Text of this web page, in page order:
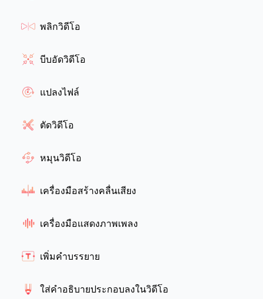
พลิกวิดีโอ
บีบอัดวิดีโอ
แปลงไฟล์
ตัดวิดีโอ
หมุนวิดีโอ
เครื่องมือสร้างคลื่นเสียง
เครื่องมือแสดงภาพเพลง
เพิ่มคำบรรยาย
ใส่คำอธิบายประกอบลงในวิดีโอ